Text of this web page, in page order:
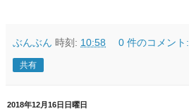
ぶんぶん 時刻: 10:58 0 件のコメント:
共有
2018年12月16日日曜日